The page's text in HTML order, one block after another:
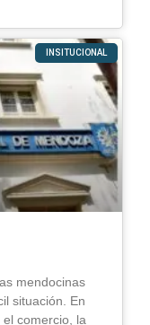
INSITUCIONAL
mendocinas
situación. En
comercio, la